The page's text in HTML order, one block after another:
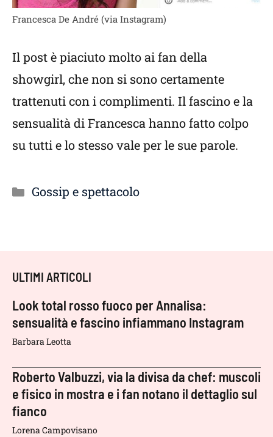
Francesca De André (via Instagram)
Il post è piaciuto molto ai fan della
showgirl, che non si sono certamente
trattenuti con i complimenti. Il fascino e la
sensualità di Francesca hanno fatto colpo
su tutti e lo stesso vale per le sue parole.
Categorie
Gossip e spettacolo
ULTIMI ARTICOLI
Look total rosso fuoco per Annalisa:
sensualità e fascino infiammano Instagram
Barbara Leotta
Roberto Valbuzzi, via la divisa da chef: muscoli
e fisico in mostra e i fan notano il dettaglio sul
fianco
Lorena Campovisano